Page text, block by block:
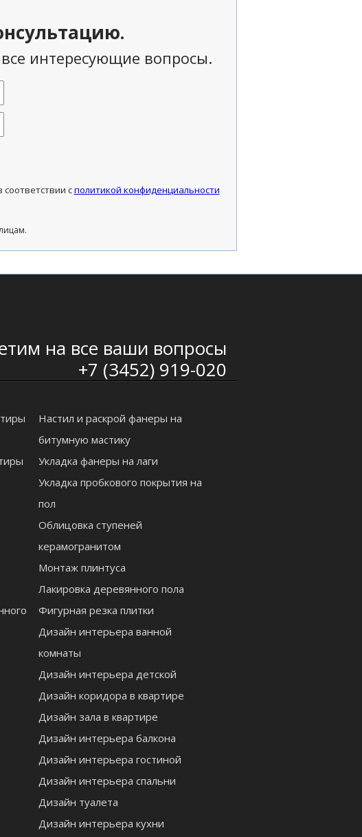
интересующие вопросы.
сполитикой конфиденциальности
на все ваши вопросы
+7 (3452) 919-020
Настил и раскрой фанеры на
битумную мастику
Укладка фанеры на лаги
Укладка пробкового покрытия на
пол
Облицовка ступеней
керамогранитом
Монтаж плинтуса
Лакировка деревянного пола
Фигурная резка плитки
Дизайн интерьера ванной
комнаты
Дизайн интерьера детской
Дизайн коридора в квартире
Дизайн зала в квартире
Дизайн интерьера балкона
Дизайн интерьера гостиной
Дизайн интерьера спальни
Дизайн туалета
Дизайн интерьера кухни